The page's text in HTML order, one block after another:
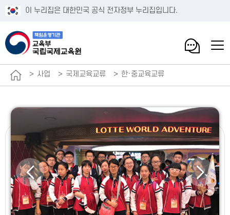
이 누리집은 대한민국 공식 전자정부 누리집입니다.
사업 국제교육교류 한·중교육교류